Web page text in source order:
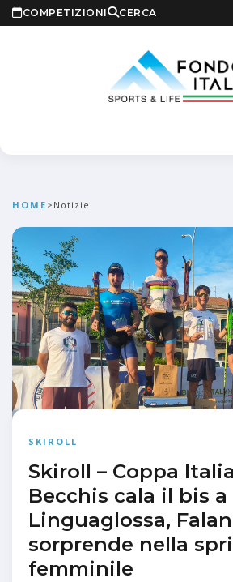
COMPETIZIONI CERCA
HOME > Notizie
SKIROLL
Skiroll – Coppa
Becchis cala il bis a
Linguaglossa,
sorprende nella
femminile